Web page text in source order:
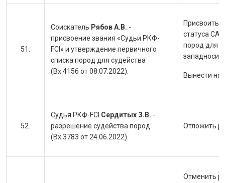
Соискатель Рябов А.В. -
присвоение звания «Судьи РКФ-
FCI» и утверждение первичного
списка пород для судейства
(Вх.4156 от 08.07.2022).
Присвоить
статуса
пород для
Вынести на
Судья РКФ-FCI Сердитых З.В. -
разрешение судейства пород
(Вх.3783 от 24.06.2022).
Отложить
Отменить